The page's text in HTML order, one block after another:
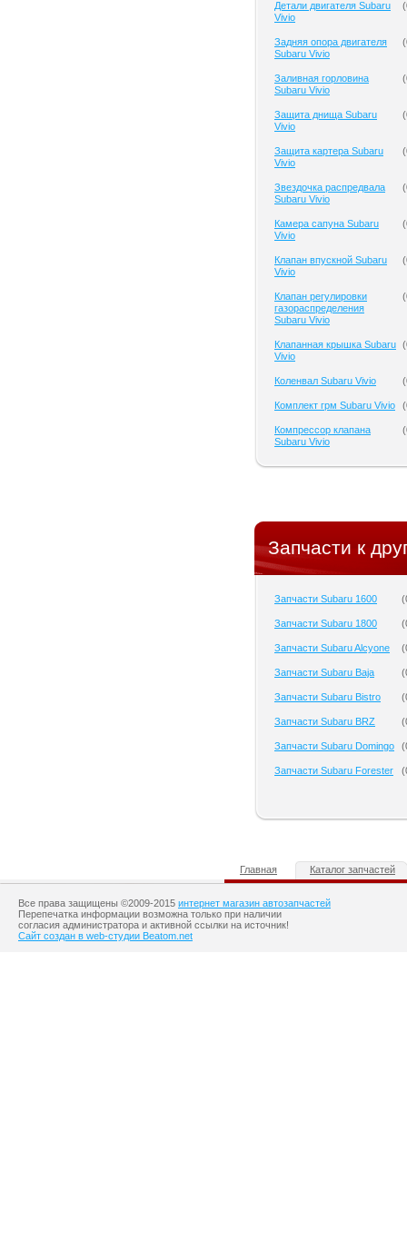
Детали двигателя Subaru
Vivio
(
Задняя опора двигателя
Subaru Vivio
(
Заливная горловина
Subaru Vivio
(
Защита днища Subaru
Vivio
(
Защита картера Subaru
Vivio
(
Звездочка распредвала
Subaru Vivio
(
Камера сапуна Subaru
Vivio
(
Клапан впускной Subaru
Vivio
(
Клапан регулировки
газораспределения
Subaru Vivio
(
Клапанная крышка Subaru
Vivio
(
Коленвал Subaru Vivio (
Комплект грм Subaru Vivio (
Компрессор клапана
Subaru Vivio
(
Запчасти к
Запчасти Subaru 1600 (
Запчасти Subaru 1800 (
Запчасти Subaru Alcyone (
Запчасти Subaru Baja (
Запчасти Subaru Bistro (
Запчасти Subaru BRZ (
Запчасти Subaru Domingo (
Запчасти Subaru Forester (
Главная Каталог запчастей
Все права защищены ©2009-2015 интернет магазин автозапчастей
Перепечатка информации возможна только при наличии
согласия администратора и активной ссылки на источник!
Сайт создан в web-студии Beatom.net